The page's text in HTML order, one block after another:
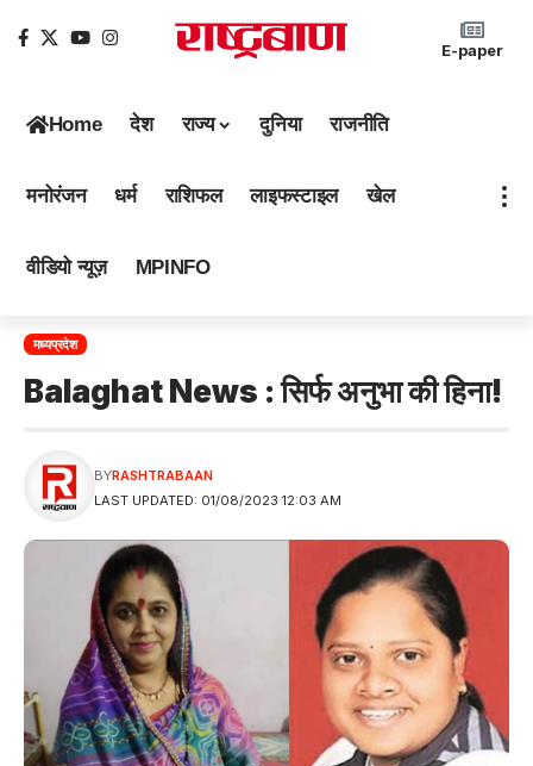
E-paper
Home देश राज्य दुनिया राजनीति
मनोरंजन धर्म राशिफल लाइफस्टाइल खेल
वीडियो न्यूज़ MPINFO
मध्यप्रदेश
Balaghat News : सिर्फ अनुभा की हिना!
LAST UPDATED: 01/08/2023 12:03 AM
BYRASHTRABAAN